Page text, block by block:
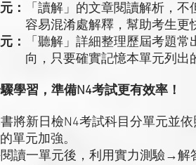
：
「讀解」的文章閱讀解析，
處解釋，幫助考生更快抓
：
「聽解」詳細整理歷屆考題
確實記憶本單元列出的單字
學習，準備N4考試更有效率！
將新日檢N4考試科目分單元並
加強。
讀一單元後，利用實力測驗→